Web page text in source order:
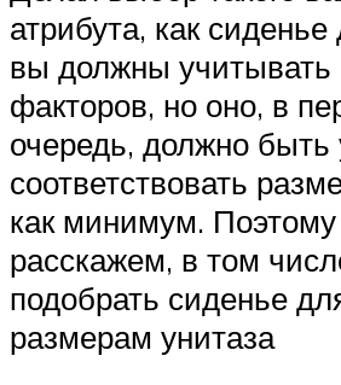
атрибута, как сиденье
вы должны учитывать
факторов, но оно, в
очередь, должно
соответствовать
как минимум.
расскажем, в том
подобрать сиденье
размерам унитаза